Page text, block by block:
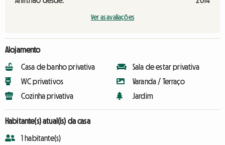
Ver as avaliações
Alojamento
Casa de banho privativa
WC privativos
Cozinha privativa
Sala de estar privativa
Varanda / Terraço
Jardim
Habitante(s) atual(is) da casa
1 habitante(s)